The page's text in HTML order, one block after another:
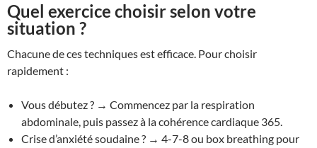
Quel exercice choisir selon votre
situation ?
Chacune de ces techniques est efficace. Pour choisir
rapidement :
Vous débutez ? → Commencez par la respiration
abdominale, puis passez à la cohérence cardiaque 365.
Crise d’anxiété soudaine ? → 4-7-8 ou box breathing pour